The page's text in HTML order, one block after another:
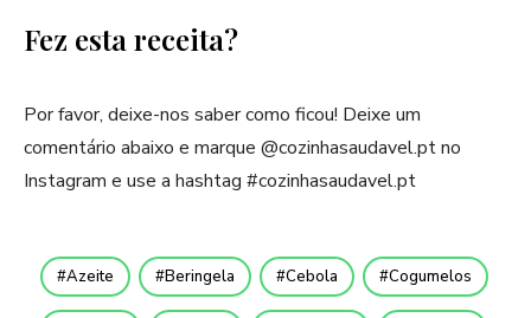
Fez esta receita?
Por favor, deixe-nos saber como ficou! Deixe um
comentário abaixo e marque @cozinhasaudavel.pt no
Instagram e use a hashtag #cozinhasaudavel.pt
Azeite Beringela Cebola Cogumelos